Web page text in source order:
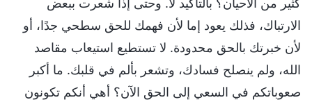
الارتباك، فذلك يعود إما لأن فهمك للحق سطحي جدًا، أو
لأن خبرتك بالحق محدودة. لا تستطيع استيعاب مقاصد
الله، ولم ينصلح فسادك، وتشعر بألم في قلبك. ما أكبر
صعوباتكم في السعي إلى الحق الآن؟ أهي أنكم تكونون